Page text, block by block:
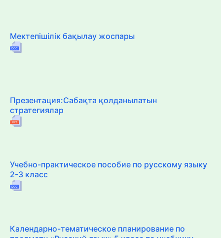
Мектепішілік бақылау жоспары
Презентация:Сабақта қолданылатын
стратегиялар
Учебно-практическое пособие по русскому языку
2-3 класс
Календарно-тематическое планирование по